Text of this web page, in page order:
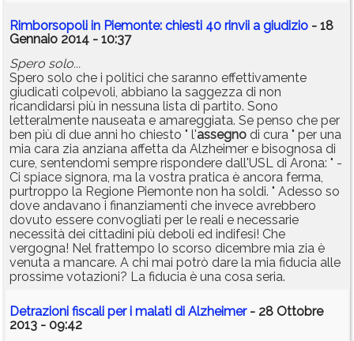
Rimborsopoli in Piemonte: chiesti 40 rinvii a giudizio - 18
Gennaio 2014 - 10:37
Spero solo...
Spero solo che i politici che saranno effettivamente
giudicati colpevoli, abbiano la saggezza di non
ricandidarsi più in nessuna lista di partito. Sono
letteralmente nauseata e amareggiata. Se penso che per
ben più di due anni ho chiesto " l'assegno di cura " per una
mia cara zia anziana affetta da Alzheimer e bisognosa di
cure, sentendomi sempre rispondere dall'USL di Arona: " -
Ci spiace signora, ma la vostra pratica è ancora ferma,
purtroppo la Regione Piemonte non ha soldi. " Adesso so
dove andavano i finanziamenti che invece avrebbero
dovuto essere convogliati per le reali e necessarie
necessità dei cittadini più deboli ed indifesi! Che
vergogna! Nel frattempo lo scorso dicembre mia zia è
venuta a mancare. A chi mai potrò dare la mia fiducia alle
prossime votazioni? La fiducia è una cosa seria.
Detrazioni fiscali per i malati di Alzheimer- 28 Ottobre
2013 - 09:42